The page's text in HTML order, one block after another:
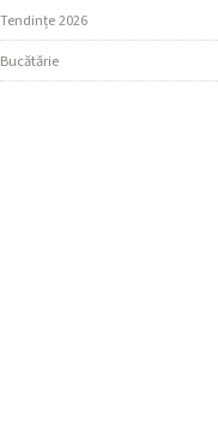
Tendințe 2026
Bucătărie